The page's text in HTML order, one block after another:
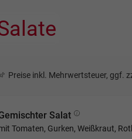
Preise inkl. Mehrwertsteuer, ggf.
Salat
Tomaten, Gurken, Weißkraut,